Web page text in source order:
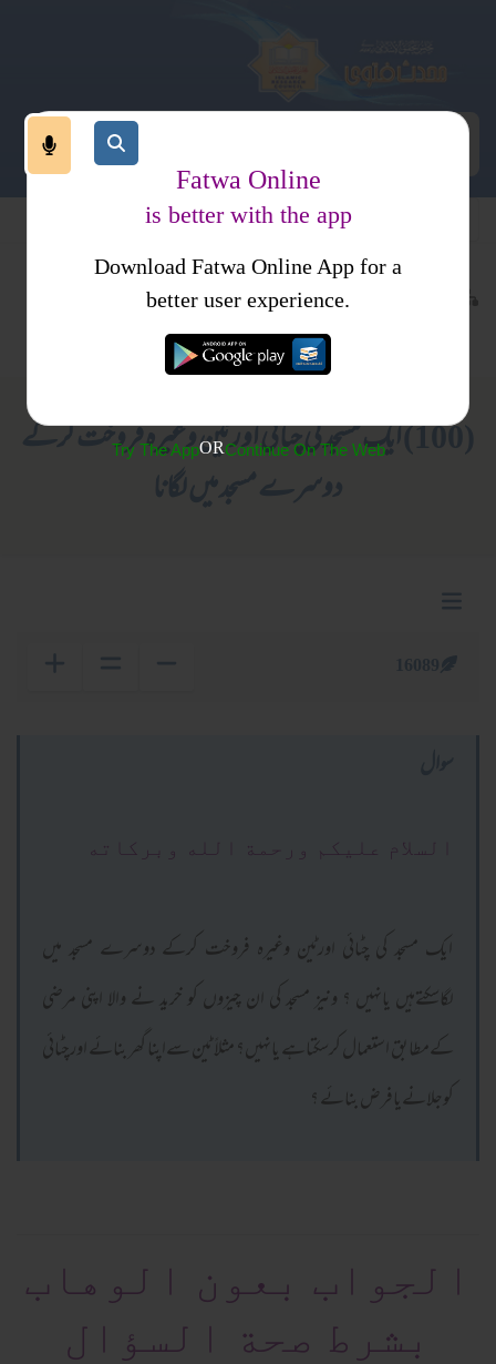
نماز
کتب فتاوی
فتاوی شیخ الحدیث مبارکپوری جلد 1
(100) ایک مسجد کی چٹائی اور ٹین وغیرہ فروخت کرکے
دوسرے مسجد میں لگانا
السلام عليكم ورحمة الله وبركاته
ایک مسجد کی چٹائی اورٹین وغیرہ فروخت کرکے دوسرے مسجد میں
لگاسکتےہیں یانہیں ؟ ونیز مسجد کی ان چیزوں کو خرید نے والا اپنی مرضی
کےمطابق استعمال کرسکتاہے یانہیں؟ مثلاً ٹین سےاپنا گھر بنائے اورچٹائی
کوجلانےیافرض بنائے ؟
الجواب بعون الوهاب
بشرط صحة السؤال
Fatwa Online
is better with the app
Download Fatwa Online App for a
better user experience.
Try The AppORContinue On The Web